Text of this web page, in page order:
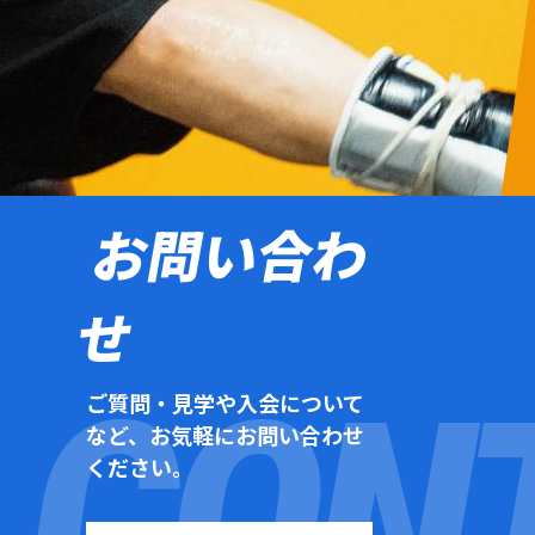
お問い合わ
せ
ご質問・見学や入会について
など、お気軽にお問い合わせ
ください。